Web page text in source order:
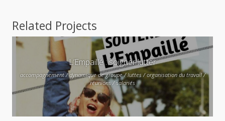
Related Projects
L’Empaillé : soigner lutter
accompagnement / dynamique de groupe / luttes / organisation du travail /
réunions / salariés